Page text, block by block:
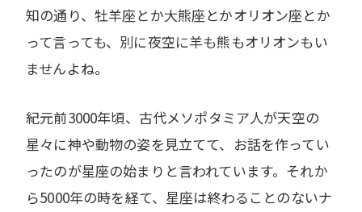
知の通り、牡羊座とか大熊座とかオリオン座とか
って言っても、別に夜空に羊も熊もオリオンもい
ませんよね。
紀元前3000年頃、古代メソポタミア人が天空の
星々に神や動物の姿を見立てて、お話を作ってい
ったのが星座の始まりと言われています。それか
ら5000年の時を経て、星座は終わることのないナ